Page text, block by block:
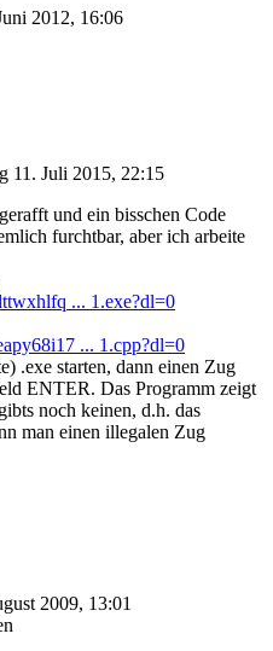
2012, 16:06
11. Juli 2015, 22:15
und ein bisschen Code
furchtbar, aber ich arbeite
... 1.exe?dl=0
... 1.cpp?dl=0
.exe starten, dann einen Zug
ENTER. Das Programm zeigt
noch keinen, d.h. das
man einen illegalen Zug
2009, 13:01